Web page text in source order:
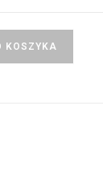
KOSZYKA